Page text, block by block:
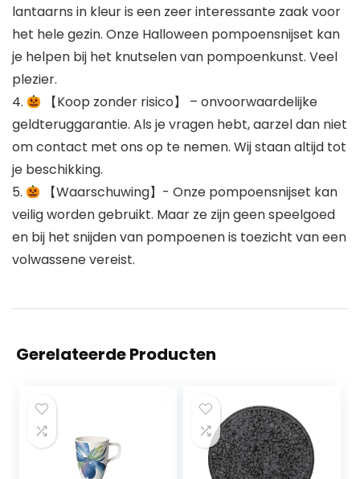
lantaarns in kleur is een zeer interessante zaak voor
het hele gezin. Onze Halloween pompoensnijset kan
je helpen bij het knutselen van pompoenkunst. Veel
plezier.
4.
【Koop zonder risico】 – onvoorwaardelijke
geldteruggarantie. Als je vragen hebt, aarzel dan niet
om contact met ons op te nemen. Wij staan altijd tot
je beschikking.
5.
【Waarschuwing】- Onze pompoensnijset kan
veilig worden gebruikt. Maar ze zijn geen speelgoed
en bij het snijden van pompoenen is toezicht van een
volwassene vereist.
Gerelateerde Producten